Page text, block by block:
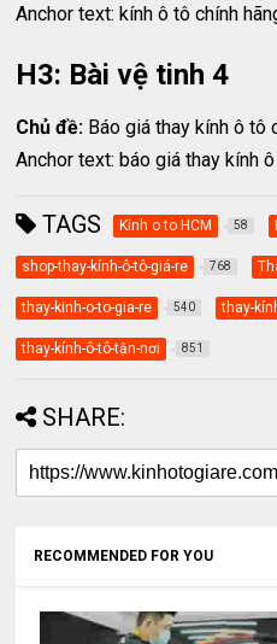
Anchor text: kính ô tô chính
H3: Bài vệ tinh 4
Chủ đề: Báo giá thay kính ô tô
Anchor text: báo giá thay kính
TAGS Kinh o to HCM 58
shop-thay-kính-ô-tô-giá-re 768
thay-kinh-o-to-gia-re 540 thay-
thay-kính-ô-tô-tận-nơi 851
SHARE:
RECOMMENDED FOR YOU